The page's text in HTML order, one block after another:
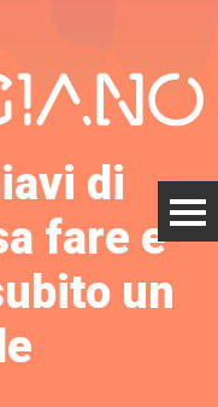
di
fare e
un